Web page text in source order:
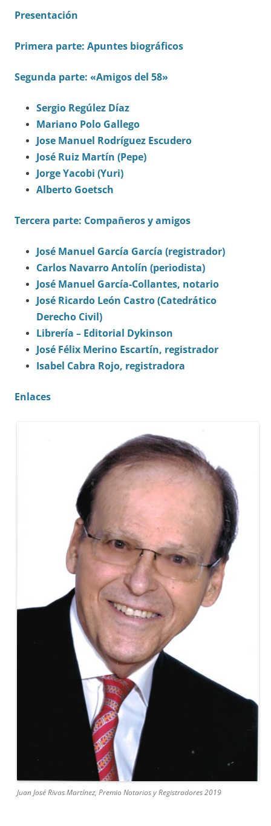
Presentación
Primera parte: Apuntes biográficos
Segunda parte: «Amigos del 58»
Sergio Regúlez Díaz
Mariano Polo Gallego
Jose Manuel Rodríguez Escudero
José Ruiz Martín (Pepe)
Jorge Yacobi (Yuri)
Alberto Goetsch
Tercera parte: Compañeros y amigos
José Manuel García García (registrador)
Carlos Navarro Antolín (periodista)
José Manuel García-Collantes, notario
José Ricardo León Castro (Catedrático
Derecho Civil)
Librería – Editorial Dykinson
José Félix Merino Escartín, registrador
Isabel Cabra Rojo, registradora
Enlaces
Juan José Rivas Martínez, Premio Notarios y Registradores 2019